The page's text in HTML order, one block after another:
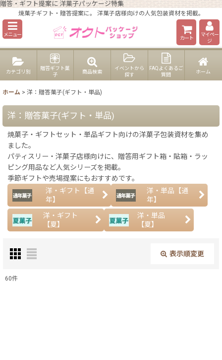
贈答・ギフト提案に 洋菓子パッケージ特集
焼菓子ギフト・贈答提案に。 洋菓子店様向けの人気包装資材を掲載。
メニュー
カート
マイペー
ジ
カテゴリ別
贈答ギフト菓
子
商品検索
イベントから
探す
FAQよくあるご
質問
ホーム
ホーム > 洋：贈答菓子(ギフト・単品)
洋：贈答菓子(ギフト・単品)
焼菓子・ギフトセット・単品ギフト向けの洋菓子包装資材を集め
ました。
パティスリー・洋菓子店様向けに、贈答用ギフト箱・貼箱・ラッ
ピング用品など人気シリーズを掲載。
季節ギフトや売場提案にもおすすめです。
洋・ギフト【通
年】
洋・単品【通
年】
洋・ギフト
【夏】
洋・単品
【夏】
表示順変更
60件